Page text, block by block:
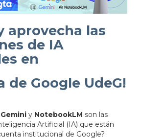
aprovecha las
de IA
en
de Google UdeG!
Gemini y NotebookLM son las
Artificial (IA) que están
institucional de Google?